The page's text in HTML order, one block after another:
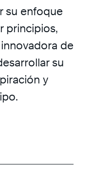
su enfoque
principios,
de
su
y